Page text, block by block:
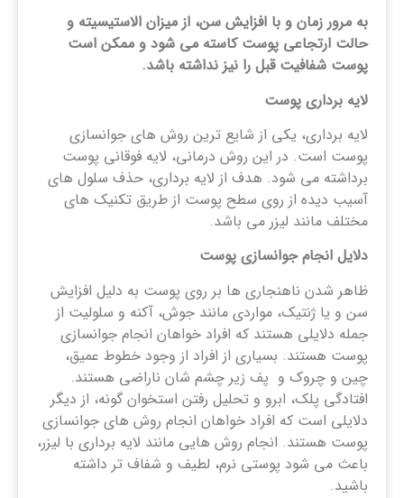
به مرور زمان و با افزایش سن، از میزان الاستیسیته و
حالت ارتجاعی پوست کاسته می شود و ممکن است
پوست شفافیت قبل را نیز نداشته باشد.
لایه برداری پوست
لایه برداری، یکی از شایع ترین روش های جوانسازی
پوست است. در این روش درمانی، لایه فوقانی پوست
برداشته می شود. هدف از لایه برداری، حذف سلول های
آسیب دیده از روی سطح پوست از طریق تکنیک های
مختلف مانند لیزر می باشد.
دلایل انجام جوانسازی پوست
ظاهر شدن ناهنجاری ها بر روی پوست به دلیل افزایش
سن و یا ژنتیک، مواردی مانند جوش، آکنه و سلولیت از
جمله دلایلی هستند که افراد خواهان انجام جوانسازی
پوست هستند. بسیاری از افراد از وجود خطوط عمیق،
چین و چروک و پف زیر چشم شان ناراضی هستند.
افتادگی پلک، ابرو و تحلیل رفتن استخوان گونه، از دیگر
دلایلی است که افراد خواهان انجام روش های جوانسازی
پوست هستند. انجام روش هایی مانند لایه برداری با لیزر،
باعث می شود پوستی نرم، لطیف و شفاف تر داشته
باشید.